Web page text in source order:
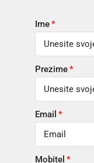
Ime
Prezime
Email
Mobitel